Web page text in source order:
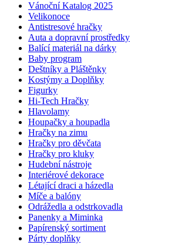
Vánoční Katalog 2025
Velikonoce
Antistresové hračky
Auta a dopravní prostředky
Balící materiál na dárky
Baby program
Deštníky a Pláštěnky
Kostýmy a Doplňky
Figurky
Hi-Tech Hračky
Hlavolamy
Houpačky a houpadla
Hračky na zimu
Hračky pro děvčata
Hračky pro kluky
Hudební nástroje
Interiérové dekorace
Létající draci a házedla
Míče a balóny
Odrážedla a odstrkovadla
Panenky a Miminka
Papírenský sortiment
Párty doplňky